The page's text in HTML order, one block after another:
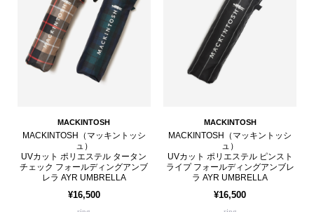
MACKINTOSH
MACKINTOSH（マッキントッシ
ュ）
UVカット ポリエステル タータン
チェック フォールディングアンブ
レラ AYR UMBRELLA
¥16,500
MACKINTOSH
MACKINTOSH（マッキントッシ
ュ）
UVカット ポリエステル ピンスト
ライプ フォールディングアンブレ
ラ AYR UMBRELLA
¥16,500